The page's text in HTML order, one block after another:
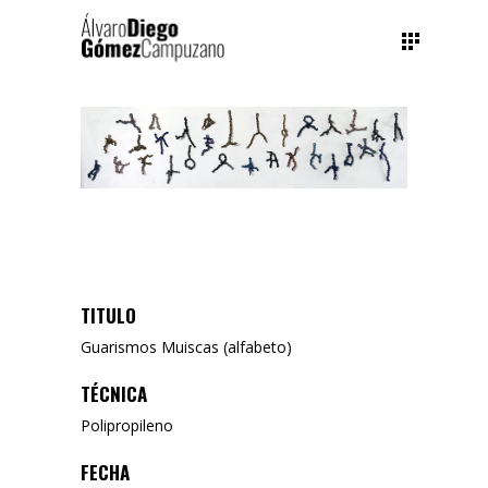
TITULO
Guarismos Muiscas (alfabeto)
TÉCNICA
Polipropileno
FECHA